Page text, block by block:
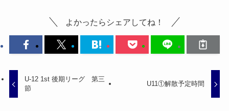
よかったらシェアしてね！
U-12 1st 後期リーグ 第三
節
U11①解散予定時間